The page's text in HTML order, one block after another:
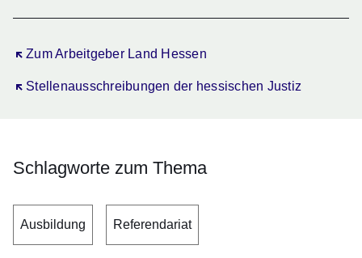
Zum Arbeitgeber Land Hessen
Öffnet sich in einem neuen Fenster
Stellenausschreibungen der hessischen Justiz
Öffnet sich in einem neuen Fenster
Schlagworte zum Thema
Ausbildung Referendariat